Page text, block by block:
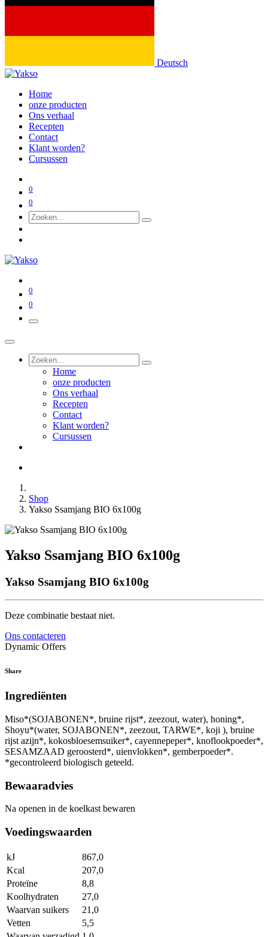
Deutsch
Home
onze producten
Ons verhaal
Recepten
Contact
Klant worden?
Cursussen
0
0
0
0
Home
onze producten
Ons verhaal
Recepten
Contact
Klant worden?
Cursussen
Shop
Yakso Ssamjang BIO 6x100g
Yakso Ssamjang BIO 6x100g
Yakso Ssamjang BIO 6x100g
Deze combinatie bestaat niet.
Ons contacteren
Dynamic Offers
Share
Ingrediënten
Miso*(SOJABONEN*, bruine rijst*, zeezout, water), honing*,
Shoyu*(water, SOJABONEN*, zeezout, TARWE*, koji ), bruine
rijst azijn*, kokosbloesemsuiker*, cayennepeper*, knoflookpoeder*,
SESAMZAAD geroosterd*, uienvlokken*, gemberpoeder*.
*gecontroleerd biologisch geteeld.
Bewaaradvies
Na openen in de koelkast bewaren
Voedingswaarden
kJ
867,0
Kcal
207,0
Proteïne
8,8
Koolhydraten
27,0
Waarvan suikers
21,0
Vetten
5,5